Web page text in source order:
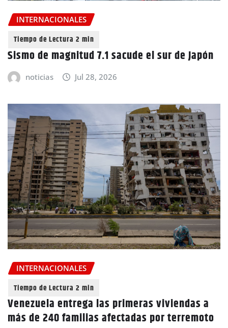
INTERNACIONALES
Sismo de magnitud 7.1 sacude el sur de Japón
noticias Jul 28, 2026
INTERNACIONALES
Venezuela entrega las primeras viviendas a
más de 240 familias afectadas por terremoto